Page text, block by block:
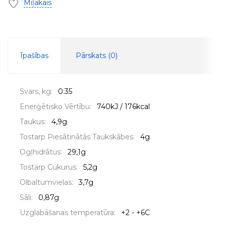
Mīļākais
Īpašības Pārskats (0)
Svars, kg:
0.35
Enerģētisko Vērtību:
740kJ / 176kcal
Taukus:
4,9g
Tostarp Piesātinātās Taukskābes:
4g
Ogļhidrātus:
29,1g
Tostarp Cukurus:
5,2g
Olbaltumvielas:
3,7g
Sāli:
0,87g
Uzglabāšanas temperatūra:
+2 - +6C